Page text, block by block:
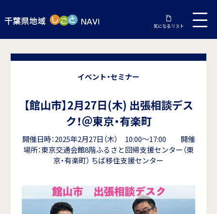
気になるリスト
イベント・セミナー
【館山市】2月27日(木) 出張相談デス
ク！＠東京・有楽町
開催日時：2025年2月27日（木） 10:00～17:00 開催
場所：東京交通会館8階ふるさと回帰支援センター（東
京・有楽町） ちば移住支援センター